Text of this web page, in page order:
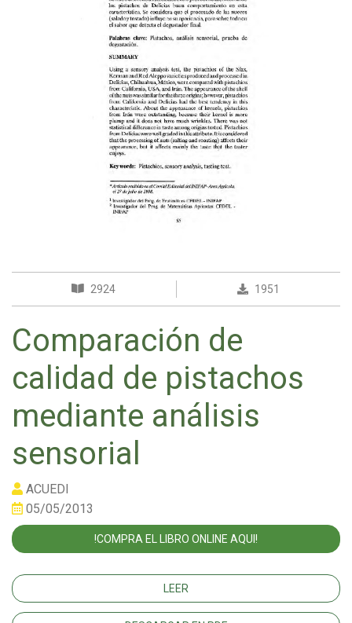
2924 1951
Comparación de
calidad de pistachos
mediante análisis
sensorial
ACUEDI
05/05/2013
!COMPRA EL LIBRO ONLINE AQUI!
LEER